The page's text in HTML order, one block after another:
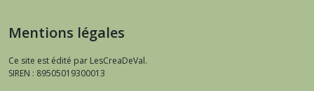
Mentions légales
Ce site est édité par LesCreaDeVal.
SIREN : 89505019300013